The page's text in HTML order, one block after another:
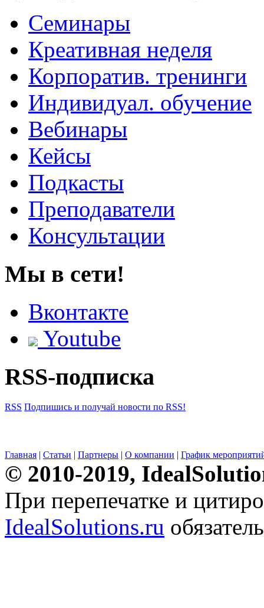
Семинары
Креативная неделя
Корпоратив. тренинги
Индивидуал. обучение
Вебинары
Кейсы
Подкасты
Преподаватели
Консультации
Мы в сети!
Вконтакте
Youtube
RSS-подписка
RSS Подпишись и получай новости по RSS!
Главная | Статьи | Партнеры | О компании | График
© 2010-2019,
При перепечатке и
IdealSolutions.ru